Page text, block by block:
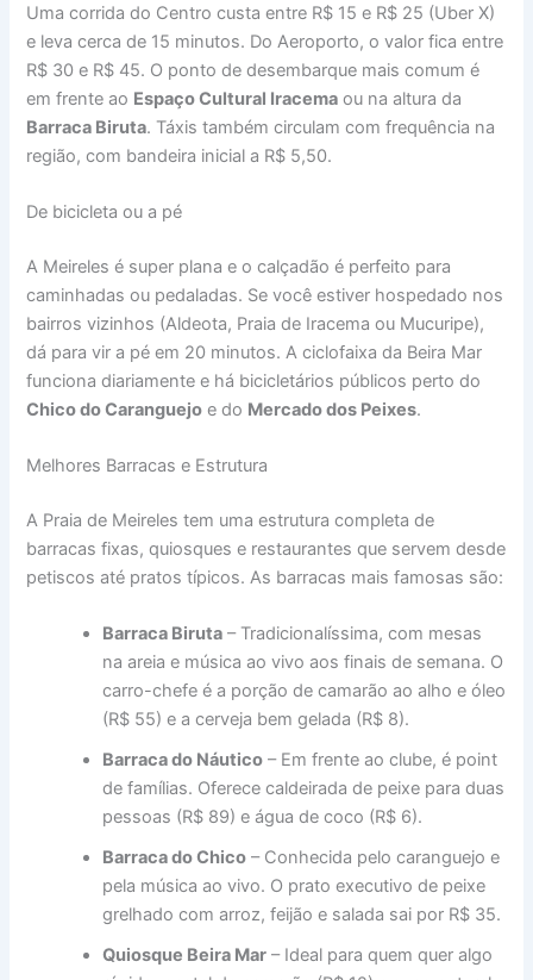
Uma corrida do Centro custa entre R$ 15 e R$ 25 (Uber X)
e leva cerca de 15 minutos. Do Aeroporto, o valor fica entre
R$ 30 e R$ 45. O ponto de desembarque mais comum é
em frente ao Espaço Cultural Iracema ou na altura da
Barraca Biruta. Táxis também circulam com frequência na
região, com bandeira inicial a R$ 5,50.
De bicicleta ou a pé
A Meireles é super plana e o calçadão é perfeito para
caminhadas ou pedaladas. Se você estiver hospedado nos
bairros vizinhos (Aldeota, Praia de Iracema ou Mucuripe),
dá para vir a pé em 20 minutos. A ciclofaixa da Beira Mar
funciona diariamente e há bicicletários públicos perto do
Chico do Caranguejo e do Mercado dos Peixes.
Melhores Barracas e Estrutura
A Praia de Meireles tem uma estrutura completa de
barracas fixas, quiosques e restaurantes que servem desde
petiscos até pratos típicos. As barracas mais famosas são:
Barraca Biruta – Tradicionalíssima, com mesas
na areia e música ao vivo aos finais de semana. O
carro-chefe é a porção de camarão ao alho e óleo
(R$ 55) e a cerveja bem gelada (R$ 8).
Barraca do Náutico – Em frente ao clube, é point
de famílias. Oferece caldeirada de peixe para duas
pessoas (R$ 89) e água de coco (R$ 6).
Barraca do Chico – Conhecida pelo caranguejo e
pela música ao vivo. O prato executivo de peixe
grelhado com arroz, feijão e salada sai por R$ 35.
Quiosque Beira Mar – Ideal para quem quer algo